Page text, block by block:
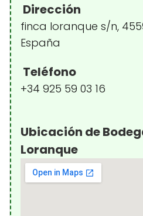
Dirección
finca loranque s/n,
España
Teléfono
+34 925 59 03 16
Ubicación de
Loranque